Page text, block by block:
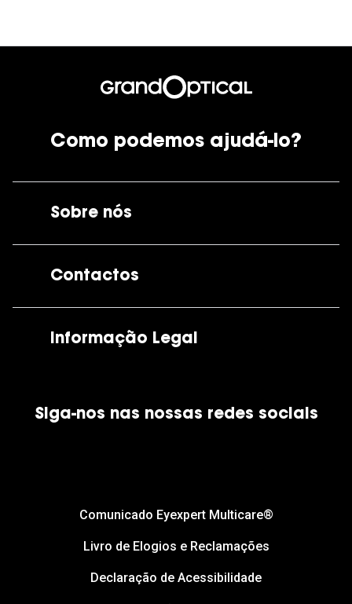
Como podemos ajudá-lo?
Sobre nós
Contactos
Informação Legal
Política de Cookies
Siga-nos nas nossas redes sociais
Comunicado Eyexpert Multicare®
Livro de Elogios e Reclamações
Declaração de Acessibilidade